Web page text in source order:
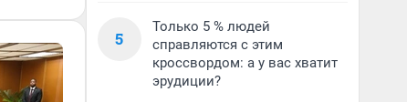
5
Только 5 % людей
справляются с этим
кроссвордом: а у вас хватит
эрудиции?